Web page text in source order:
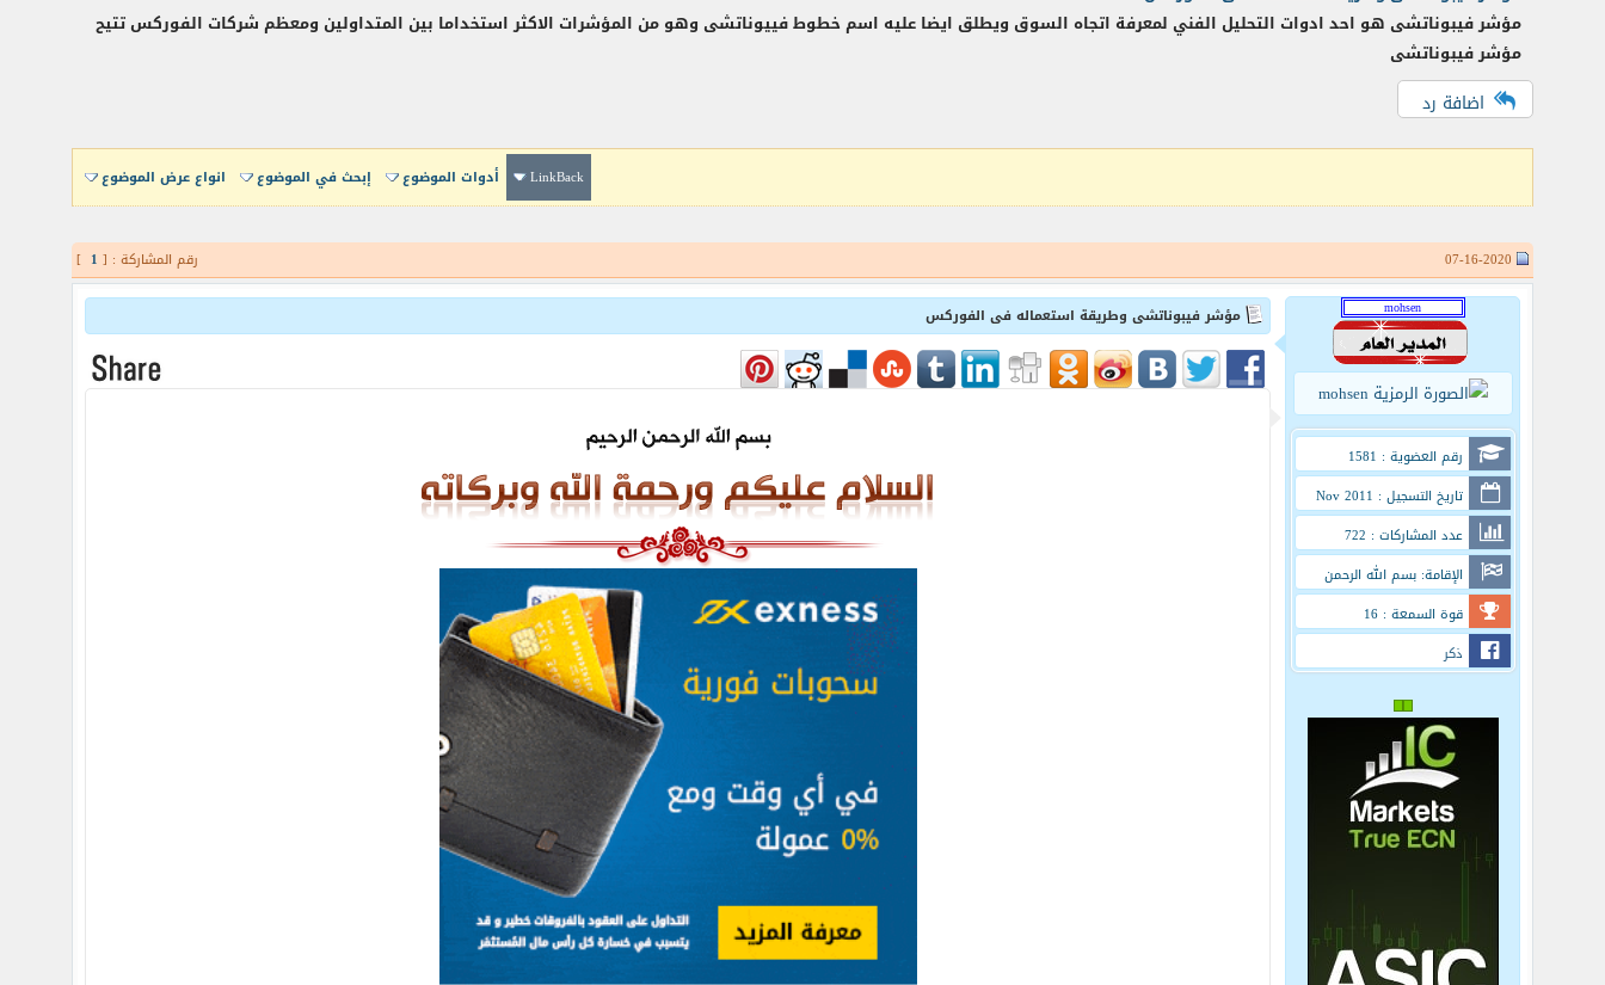
مؤشر فيبوناتشى هو احد ادوات التحليل الفني لمعرفة اتجاه السوق ويطلق ايضا عليه اسم خطوط فييوناتشى وهو من المؤشرات الاكثر استخداما بين المتداولين ومعظم شركات الفوركس تتيح
مؤشر فيبوناتشى
اضافة رد
LinkBack أدوات الموضوع إبحث في الموضوع انواع عرض الموضوع
رقم المشاركة : [ 1
]
رقم العضوية : 1581
تاريخ التسجيل : Nov 2011
عدد المشاركات : 722
الإقامة: بسم الله الرحمن
الرحيم
قوة السمعة : 16
ذكر
مؤشر فيبوناتشى وطريقة استعماله فى الفوركس